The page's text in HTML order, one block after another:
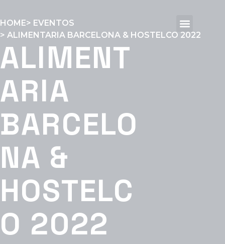
HOME> EVENTOS
> ALIMENTARIA BARCELONA & HOSTELCO 2022
ALIMENT
ARIA
BARCELO
NA &
HOSTELC
O 2022